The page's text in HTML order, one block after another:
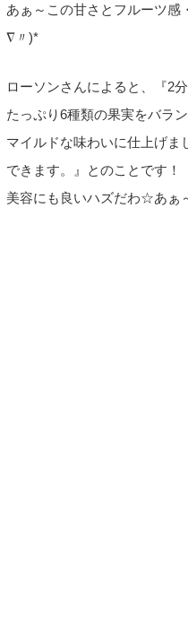
あぁ～この甘さとフルーツ感
∇〃)*
ローソンさんによると、『2
たっぷり6種類の果実をバラ
マイルドな味わいに仕上げま
できます。』とのことです！
美容にも良いハズだわ☆あぁ